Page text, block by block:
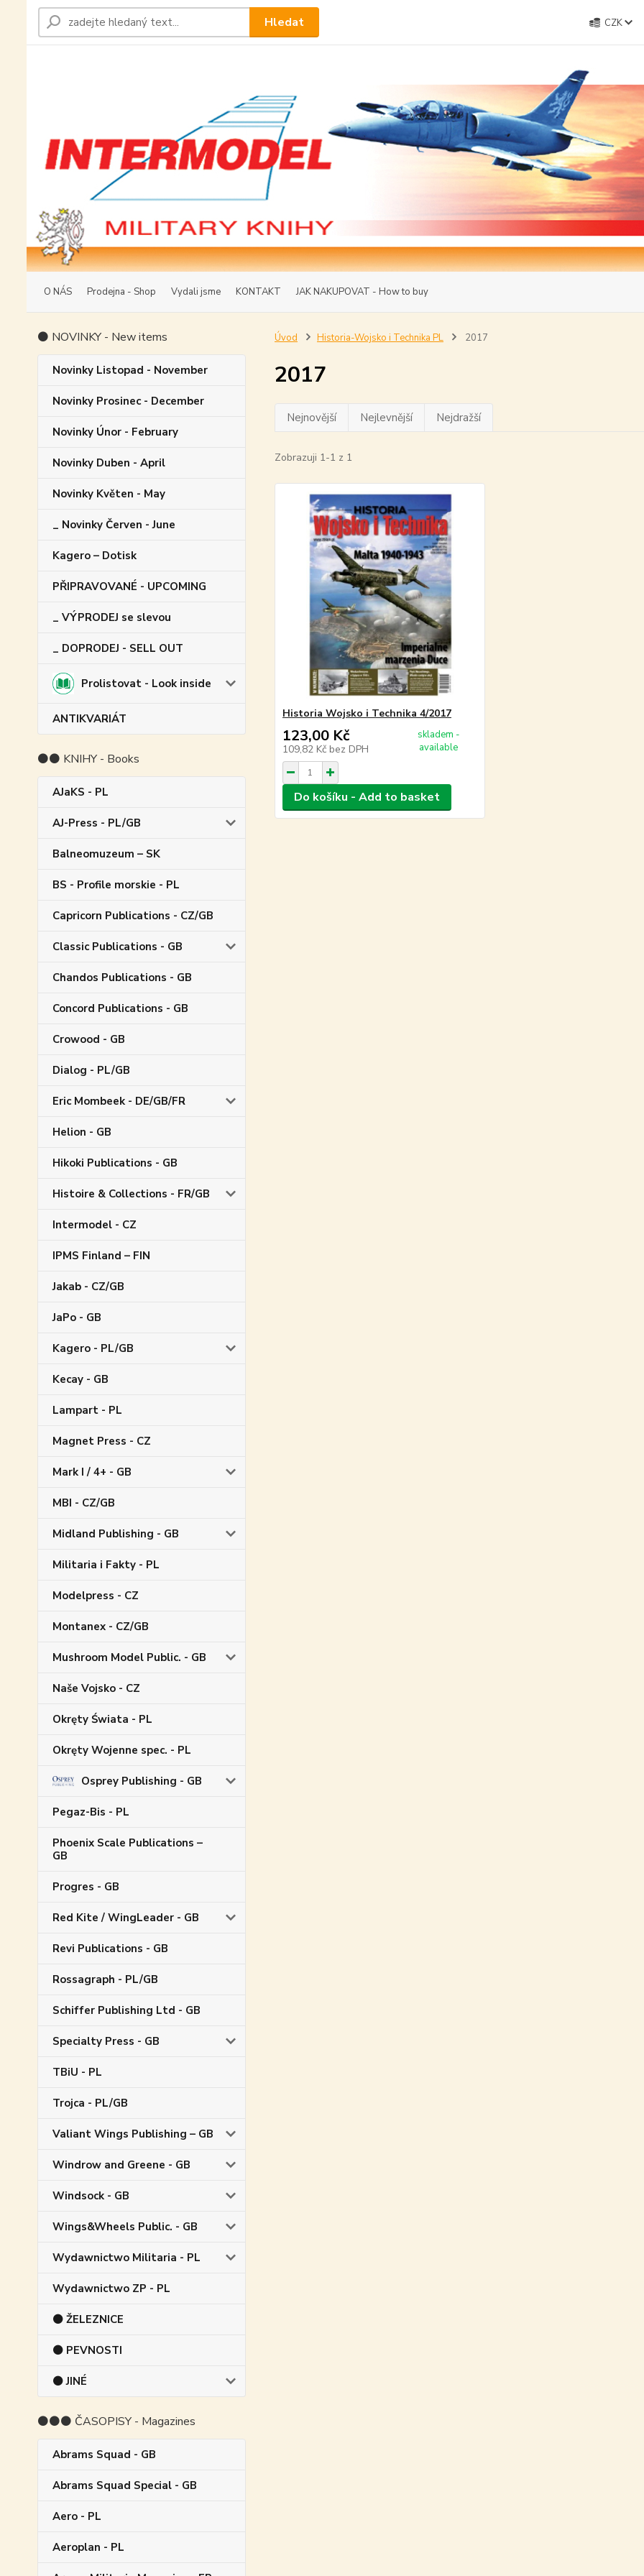
O NÁS Prodejna - Shop Vydali jsme KONTAKT JAK NAKUPOVAT - How to buy
CZK
Hledat
⚫ NOVINKY - New items
Novinky Listopad - November
Novinky Prosinec - December
Novinky Únor - February
Novinky Duben - April
Novinky Květen - May
_ Novinky Červen - June
Kagero – Dotisk
PŘIPRAVOVANÉ - UPCOMING
_ VÝPRODEJ se slevou
_ DOPRODEJ - SELL OUT
Prolistovat - Look inside
ANTIKVARIÁT
⚫⚫ KNIHY - Books
AJaKS - PL
AJ-Press - PL/GB
Balneomuzeum – SK
BS - Profile morskie - PL
Capricorn Publications - CZ/GB
Classic Publications - GB
Chandos Publications - GB
Concord Publications - GB
Crowood - GB
Dialog - PL/GB
Eric Mombeek - DE/GB/FR
Helion - GB
Hikoki Publications - GB
Histoire & Collections - FR/GB
Intermodel - CZ
IPMS Finland – FIN
Jakab - CZ/GB
JaPo - GB
Kagero - PL/GB
Kecay - GB
Lampart - PL
Magnet Press - CZ
Mark I / 4+ - GB
MBI - CZ/GB
Midland Publishing - GB
Militaria i Fakty - PL
Modelpress - CZ
Montanex - CZ/GB
Mushroom Model Public. - GB
Naše Vojsko - CZ
Okręty Świata - PL
Okręty Wojenne spec. - PL
Osprey Publishing - GB
Pegaz-Bis - PL
Phoenix Scale Publications –
GB
Progres - GB
Red Kite / WingLeader - GB
Revi Publications - GB
Rossagraph - PL/GB
Schiffer Publishing Ltd - GB
Specialty Press - GB
TBiU - PL
Trojca - PL/GB
Valiant Wings Publishing – GB
Windrow and Greene - GB
Windsock - GB
Wings&Wheels Public. - GB
Wydawnictwo Militaria - PL
Wydawnictwo ZP - PL
⚫ ŽELEZNICE
⚫ PEVNOSTI
⚫ JINÉ
⚫⚫⚫ ČASOPISY - Magazines
Abrams Squad - GB
Abrams Squad Special - GB
Aero - PL
Aeroplan - PL
Úvod Historia-Wojsko i Technika PL 2017
2017
Nejnovější Nejlevnější Nejdražší
Zobrazuji 1-1 z 1
Historia Wojsko i Technika 4/2017
123,00 Kč
109,82 Kč bez DPH
skladem -
available
Do košíku - Add to basket